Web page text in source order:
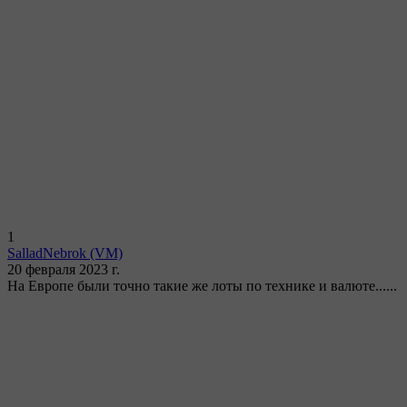
1
SalladNebrok (VM)
20 февраля 2023 г.
На Европе были точно такие же лоты по технике и валюте......